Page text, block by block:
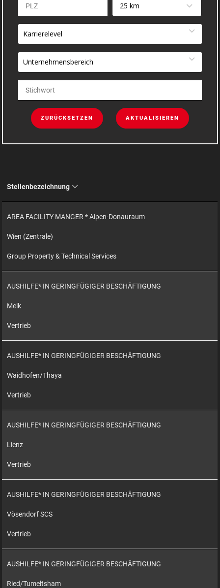
25 km
Karrierelevel
Unternehmensbereich
ZURÜCKSETZEN AKTUALISIEREN
Stellenbezeichnung
AREA FACILITY MANGER * Alpen-Donauraum
Wien (Zentrale)
Group Property & Technical Services
AUSHILFE* IN GERINGFÜGIGER BESCHÄFTIGUNG
Melk
Vertrieb
AUSHILFE* IN GERINGFÜGIGER BESCHÄFTIGUNG
Waidhofen/Thaya
Vertrieb
AUSHILFE* IN GERINGFÜGIGER BESCHÄFTIGUNG
Lienz
Vertrieb
AUSHILFE* IN GERINGFÜGIGER BESCHÄFTIGUNG
Vösendorf SCS
Vertrieb
AUSHILFE* IN GERINGFÜGIGER BESCHÄFTIGUNG
Ried/Tumeltsham